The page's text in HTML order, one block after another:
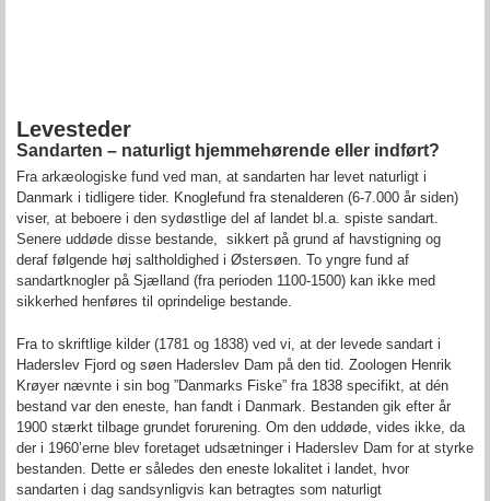
Levesteder
Sandarten – naturligt hjemmehørende eller indført?
Fra arkæologiske fund ved man, at sandarten har levet naturligt i
Danmark i tidligere tider. Knoglefund fra stenalderen (6-7.000 år siden)
viser, at beboere i den sydøstlige del af landet bl.a. spiste sandart.
Senere uddøde disse bestande, sikkert på grund af havstigning og
deraf følgende høj saltholdighed i Østersøen. To yngre fund af
sandartknogler på Sjælland (fra perioden 1100-1500) kan ikke med
sikkerhed henføres til oprindelige bestande.
Fra to skriftlige kilder (1781 og 1838) ved vi, at der levede sandart i
Haderslev Fjord og søen Haderslev Dam på den tid. Zoologen Henrik
Krøyer nævnte i sin bog ”Danmarks Fiske” fra 1838 specifikt, at dén
bestand var den eneste, han fandt i Danmark. Bestanden gik efter år
1900 stærkt tilbage grundet forurening. Om den uddøde, vides ikke, da
der i 1960’erne blev foretaget udsætninger i Haderslev Dam for at styrke
bestanden. Dette er således den eneste lokalitet i landet, hvor
sandarten i dag sandsynligvis kan betragtes som naturligt